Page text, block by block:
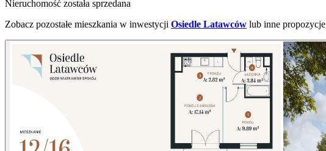
Nieruchomość została sprzedana
Zobacz pozostałe mieszkania w inwestycji Osiedle Latawców lub inne propozycje